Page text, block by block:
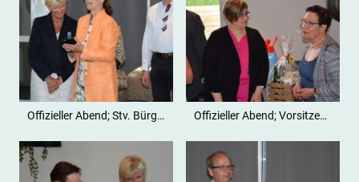
Offizieller Abend; Stv. Bürgermeisterin Christine Kohnle-Weis (Bildmitte) Offizieller Abend; Vorsitzenden Christel Le Moal und Marianne Drexler (3. und 4. von links)